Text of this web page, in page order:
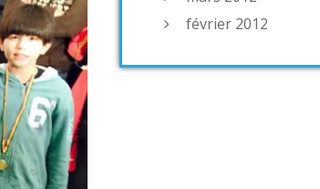
février 2012